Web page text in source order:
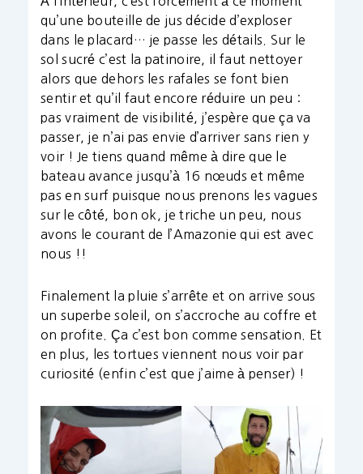
qu’une bouteille de jus décide d’exploser
dans le placard… je passe les détails. Sur le
sol sucré c’est la patinoire, il faut nettoyer
alors que dehors les rafales se font bien
sentir et qu’il faut encore réduire un peu :
pas vraiment de visibilité, j’espère que ça va
passer, je n’ai pas envie d’arriver sans rien y
voir ! Je tiens quand même à dire que le
bateau avance jusqu’à 16 nœuds et même
pas en surf puisque nous prenons les vagues
sur le côté, bon ok, je triche un peu, nous
avons le courant de l’Amazonie qui est avec
nous !!
Finalement la pluie s’arrête et on arrive sous
un superbe soleil, on s’accroche au coffre et
on profite. Ça c’est bon comme sensation. Et
en plus, les tortues viennent nous voir par
curiosité (enfin c’est que j’aime à penser) !